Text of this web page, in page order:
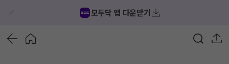
모두닥 앱 다운받기